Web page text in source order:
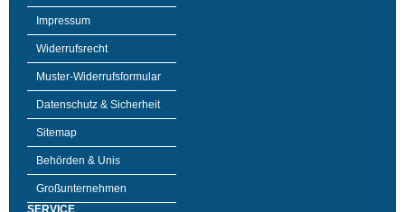
Impressum
Widerrufsrecht
Muster-Widerrufsformular
Datenschutz & Sicherheit
Sitemap
Behörden & Unis
Großunternehmen
SERVICE